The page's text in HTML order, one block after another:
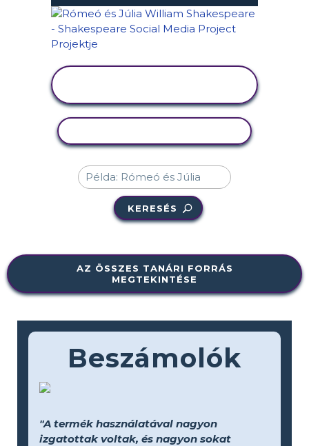
KERESÉS
AZ ÖSSZES TANÁRI FORRÁS
MEGTEKINTÉSE
Beszámolók
"A termék használatával nagyon
izgatottak voltak, és nagyon sokat